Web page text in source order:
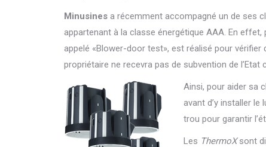
Minusines a récemment accompagné un de ses
appartenant à la classe énergétique AAA. En effet,
appelé «Blower-door test», est réalisé pour vérifier
propriétaire ne recevra pas de subvention de
Ainsi, pour aider sa
avant d’y installer
trou pour garantir
Les ThermoXsont